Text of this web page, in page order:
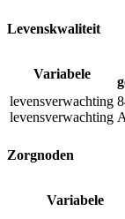
Levenskwaliteit
Variabele
levensverwachting
levensverwachting
Zorgnoden
Variabele